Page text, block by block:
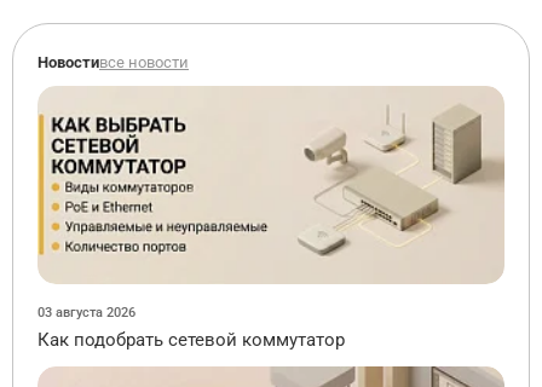
Новостивсе новости
03 августа 2026
Как подобрать сетевой коммутатор